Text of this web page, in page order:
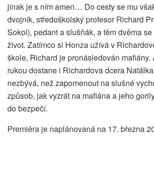
jinak je s ním amen… Do cesty se mu
dvojník, středoškolský profesor Richard
Sokol), pedant a slušňák, a těm dvěma
život. Zatímco si Honza užívá v
škole, Richard je pronásledován mafiány.
rukou dostane i Richardova dcera
nezbývá, než zapomenout na slušné
způsob, jak vyzrát na mafiána a jeho
do bezpečí.
Premiéra je naplánovaná na 17. března